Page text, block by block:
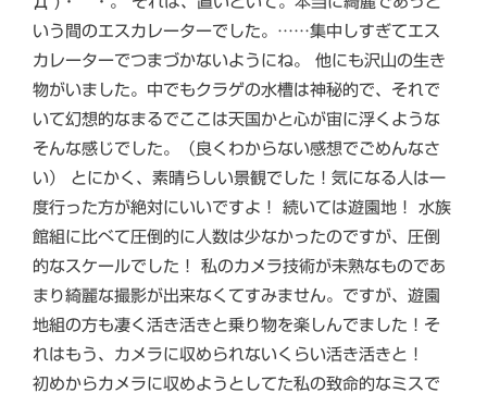
いう間のエスカレーターでした。……集中しすぎてエス
カレーターでつまづかないようにね。 他にも沢山の生き
物がいました。中でもクラゲの水槽は神秘的で、それで
いて幻想的なまるでここは天国かと心が宙に浮くような
そんな感じでした。（良くわからない感想でごめんなさ
い） とにかく、素晴らしい景観でした！気になる人は一
度行った方が絶対にいいですよ！ 続いては遊園地！ 水族
館組に比べて圧倒的に人数は少なかったのですが、圧倒
的なスケールでした！ 私のカメラ技術が未熟なものであ
まり綺麗な撮影が出来なくてすみません。ですが、遊園
地組の方も凄く活き活きと乗り物を楽しんでました！そ
れはもう、カメラに収められないくらい活き活きと！
初めからカメラに収めようとしてた私の致命的なミスで